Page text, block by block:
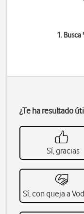
1. Busca
¿Te ha resultado
Sí, gracias
Sí, con queja a